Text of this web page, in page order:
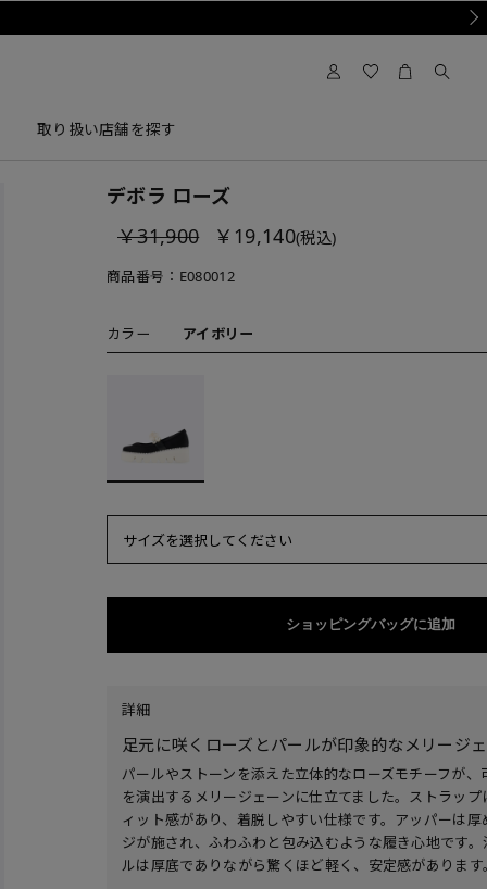
取り扱い店舗を探す
デボラ ローズ
￥31,900
￥19,140(税込)
商品番号： E080012
カラー アイボリー
サイズを選択してください
ショッピングバッグに追加
詳細
足元に咲くローズとパールが印象的なメリージ
パールやストーンを添えた立体的なローズモチーフが
を演出するメリージェーンに仕立てました。ストラッ
ィット感があり、着脱しやすい仕様です。アッパーは
ジが施され、ふわふわと包み込むような履き心地です。
ルは厚底でありながら驚くほど軽く、安定感があります